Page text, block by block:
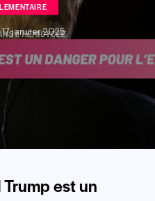
17 janvier 2025
Trump est un